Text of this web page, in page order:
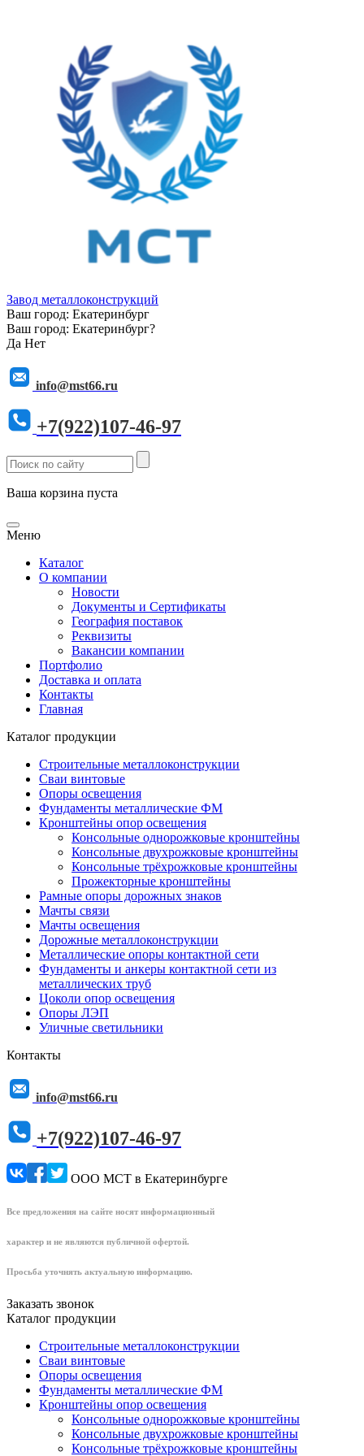
Завод металлоконструкций
Ваш город: Екатеринбург
Ваш город: Екатеринбург?
Да Нет
info@mst66.ru
+7(922)107-46-97
Ваша корзина пуста
Меню
Каталог
О компании
Новости
Документы и Сертификаты
География поставок
Реквизиты
Вакансии компании
Портфолио
Доставка и оплата
Контакты
Главная
Каталог продукции
Строительные металлоконструкции
Сваи винтовые
Опоры освещения
Фундаменты металлические ФМ
Кронштейны опор освещения
Консольные однорожковые кронштейны
Консольные двухрожковые кронштейны
Консольные трёхрожковые кронштейны
Прожекторные кронштейны
Рамные опоры дорожных знаков
Мачты связи
Мачты освещения
Дорожные металлоконструкции
Металлические опоры контактной сети
Фундаменты и анкеры контактной сети из
металлических труб
Цоколи опор освещения
Опоры ЛЭП
Уличные светильники
Контакты
info@mst66.ru
+7(922)107-46-97
ООО МСТ в Екатеринбурге
Все предложения на сайте носят информационный
характер и не являются публичной офертой.
Просьба уточнять актуальную информацию.
Заказать звонок
Каталог продукции
Строительные металлоконструкции
Сваи винтовые
Опоры освещения
Фундаменты металлические ФМ
Кронштейны опор освещения
Консольные однорожковые кронштейны
Консольные двухрожковые кронштейны
Консольные трёхрожковые кронштейны